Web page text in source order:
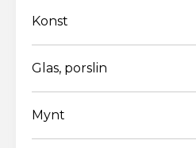
Konst
Glas, porslin
Mynt